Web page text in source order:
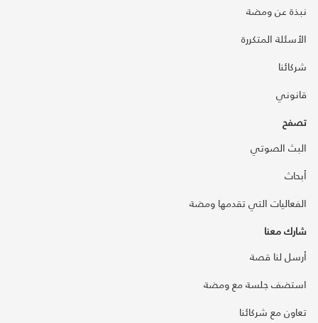
نبذة عن ومضة
الأسئلة المتكررة
شركائنا
قانوني
تصفح
البث الصوتي
أبحاث
الفعاليات التي تقدمها ومضة
شارك معنا
أرسل لنا قصة
استضف جلسة مع ومضة
تعاون مع شركائنا